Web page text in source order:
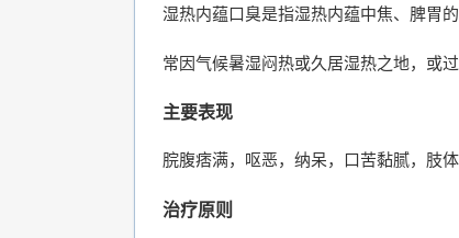
湿热内蕴口臭是指湿热内蕴中焦、脾胃
常因气候暑湿闷热或久居湿热之地，或
主要表现
脘腹痞满，呕恶，纳呆，口苦黏腻，肢
治疗原则